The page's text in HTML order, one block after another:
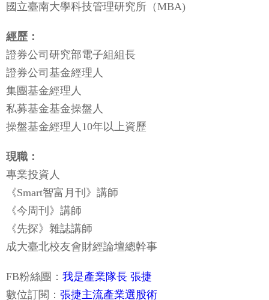
國立臺南大學科技管理研究所（MBA)
經歷：
證券公司研究部電子組組長
證券公司基金經理人
集團基金經理人
私募基金基金操盤人
操盤基金經理人10年以上資歷
現職：
專業投資人
《Smart智富月刊》講師
《今周刊》講師
《先探》雜誌講師
成大臺北校友會財經論壇總幹事
FB粉絲團： 我是產業隊長 張捷
數位訂閱： 張捷主流產業選股術